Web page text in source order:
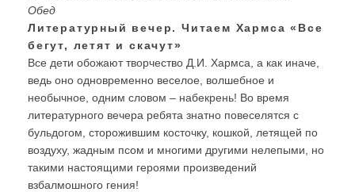
Обед
Литературный вечер. Читаем Хармса «Все
бегут, летят и скачут»
Все дети обожают творчество Д.И. Хармса, а как иначе,
ведь оно одновременно веселое, волшебное и
необычное, одним словом – набекрень! Во время
литературного вечера ребята знатно повеселятся с
бульдогом, сторожившим косточку, кошкой, летящей по
воздуху, жадным псом и многими другими нелепыми, но
такими настоящими героями произведений
взбалмошного гения!